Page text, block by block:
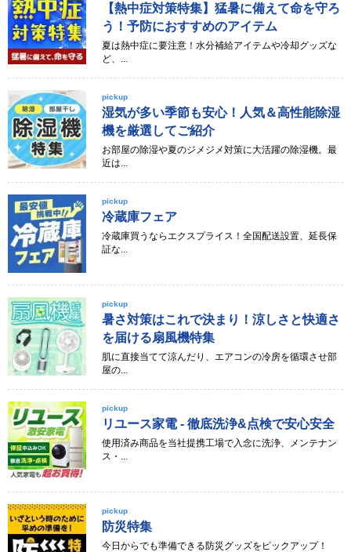
【熱中症対策特集】猛暑に備えて命を守ろ
う！予防におすすめのアイテム
夏は熱中症に要注意！水分補給アイテムや冷却グッズな
ど、...
pickup
湿気が多い季節も安心！人気＆高性能除湿
機を厳選してご紹介
お部屋の除湿や夏のジメジメ対策に大活躍の除湿機。最
近は...
pickup
冷蔵庫フェア
冷蔵庫買うならエクスプライス！全国配送設置、延長保
証な...
pickup
暑さ対策はこれで決まり！涼しさと快適さ
を届ける扇風機特集
肌に直接当てて涼んだり、エアコンの冷房を循環させ部
屋の...
pickup
リユース家電 - 徹底洗浄&点検で安心安全
使用済み商品を当社提携工場で入念に洗浄、メンテナン
ス・...
pickup
防災特集
今日からでも準備できる防災グッズをピックアップ！